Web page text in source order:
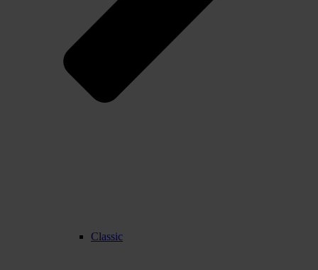
Classic